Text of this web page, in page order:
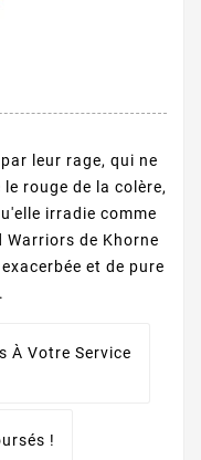
leur rage, qui ne
rouge de la colère,
irradie comme
Warriors de Khorne
et de pure
À Votre Service
!